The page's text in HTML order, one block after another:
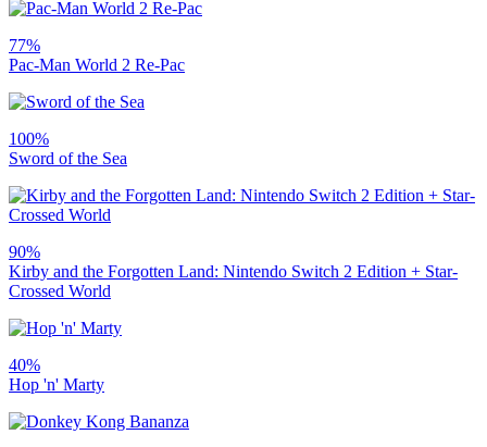
77%
Pac-Man World 2 Re-Pac
100%
Sword of the Sea
90%
Kirby and the Forgotten Land: Nintendo Switch 2 Edition + Star-
Crossed World
40%
Hop 'n' Marty